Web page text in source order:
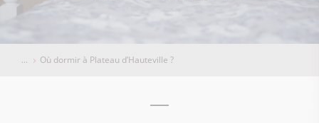
Où dormir à Plateau d’Hauteville ?